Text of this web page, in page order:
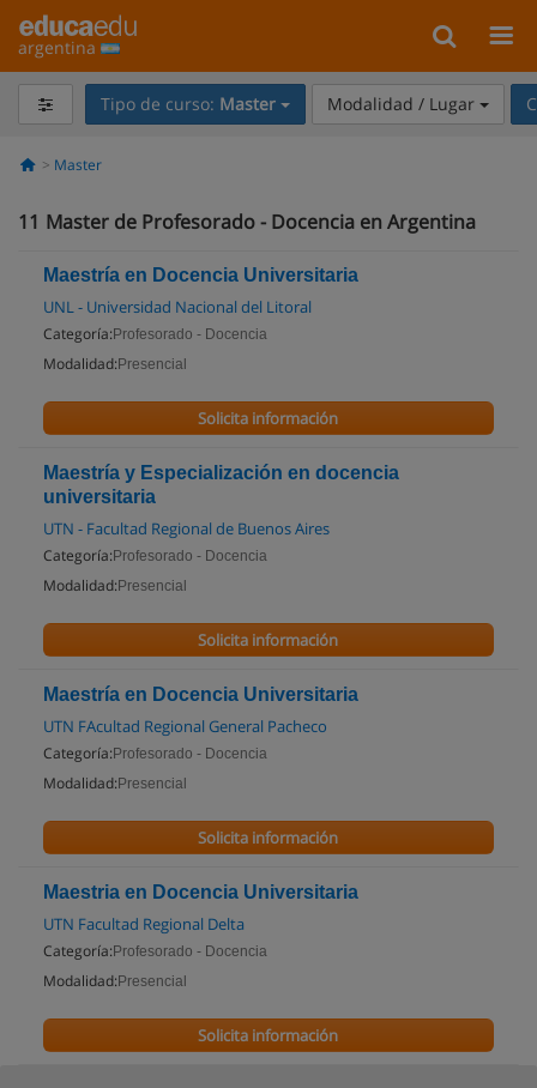
argentina
Tipo de curso: Master Modalidad / Lugar
Master
11 Master de Profesorado - Docencia en Argentina
Maestría en Docencia Universitaria
UNL - Universidad Nacional del Litoral
Categoría: Profesorado - Docencia
Modalidad: Presencial
Solicita información
Maestría y Especialización en docencia
universitaria
UTN - Facultad Regional de Buenos Aires
Categoría: Profesorado - Docencia
Modalidad: Presencial
Solicita información
Maestría en Docencia Universitaria
UTN FAcultad Regional General Pacheco
Categoría: Profesorado - Docencia
Modalidad: Presencial
Solicita información
Maestria en Docencia Universitaria
UTN Facultad Regional Delta
Categoría: Profesorado - Docencia
Modalidad: Presencial
Solicita información